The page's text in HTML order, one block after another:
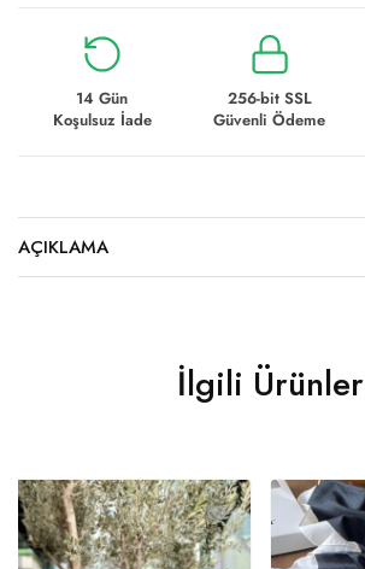
14 Gün
Koşulsuz İade
256-bit SSL
Güvenli Ödeme
AÇIKLAMA
İlgili Ürünler